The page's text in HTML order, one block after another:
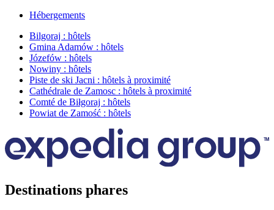
Hébergements
Bilgoraj : hôtels
Gmina Adamów : hôtels
Józefów : hôtels
Nowiny : hôtels
Piste de ski Jacni : hôtels à proximité
Cathédrale de Zamosc : hôtels à proximité
Comté de Biłgoraj : hôtels
Powiat de Zamość : hôtels
Destinations phares